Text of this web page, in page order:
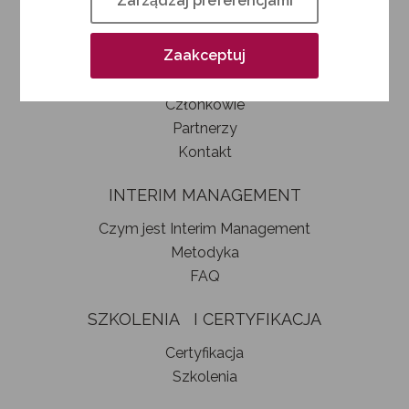
Kim jesteśmy
Jak zostać członkiem SIM
Statut stowarzyszenia
Władze
Członkowie
Partnerzy
Kontakt
INTERIM MANAGEMENT
Czym jest Interim Management
Metodyka
FAQ
SZKOLENIA I CERTYFIKACJA
Certyfikacja
Szkolenia
Zaakceptuj